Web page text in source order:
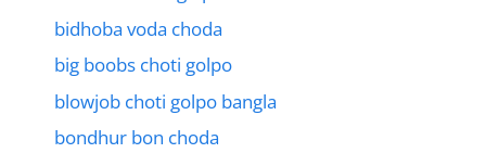
bidhoba voda choda
big boobs choti golpo
blowjob choti golpo bangla
bondhur bon choda